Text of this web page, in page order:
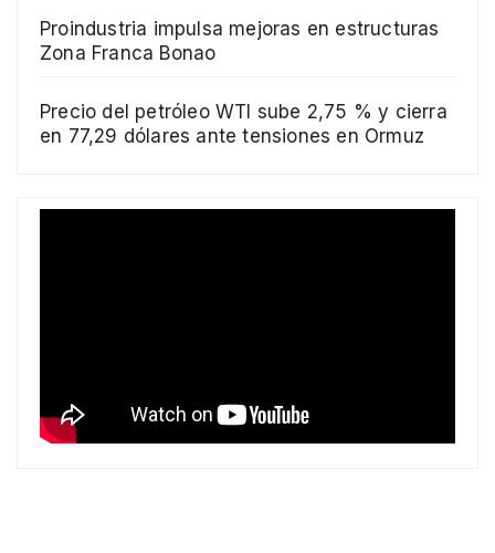
Proindustria impulsa mejoras en estructuras
Zona Franca Bonao
Precio del petróleo WTI sube 2,75 % y cierra
en 77,29 dólares ante tensiones en Ormuz